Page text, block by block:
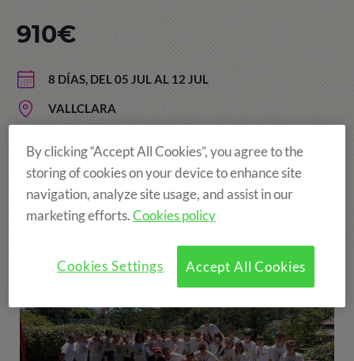
8 DÍAS, DEL 05 JUL AL 12 JUL
VALLCLARA
910€
¡Más diversión!
By clicking “Accept All Cookies”, you agree to the
storing of cookies on your device to enhance site
navigation, analyze site usage, and assist in our
marketing efforts.Cookies policy
Accept All Cookies
Cookies Settings